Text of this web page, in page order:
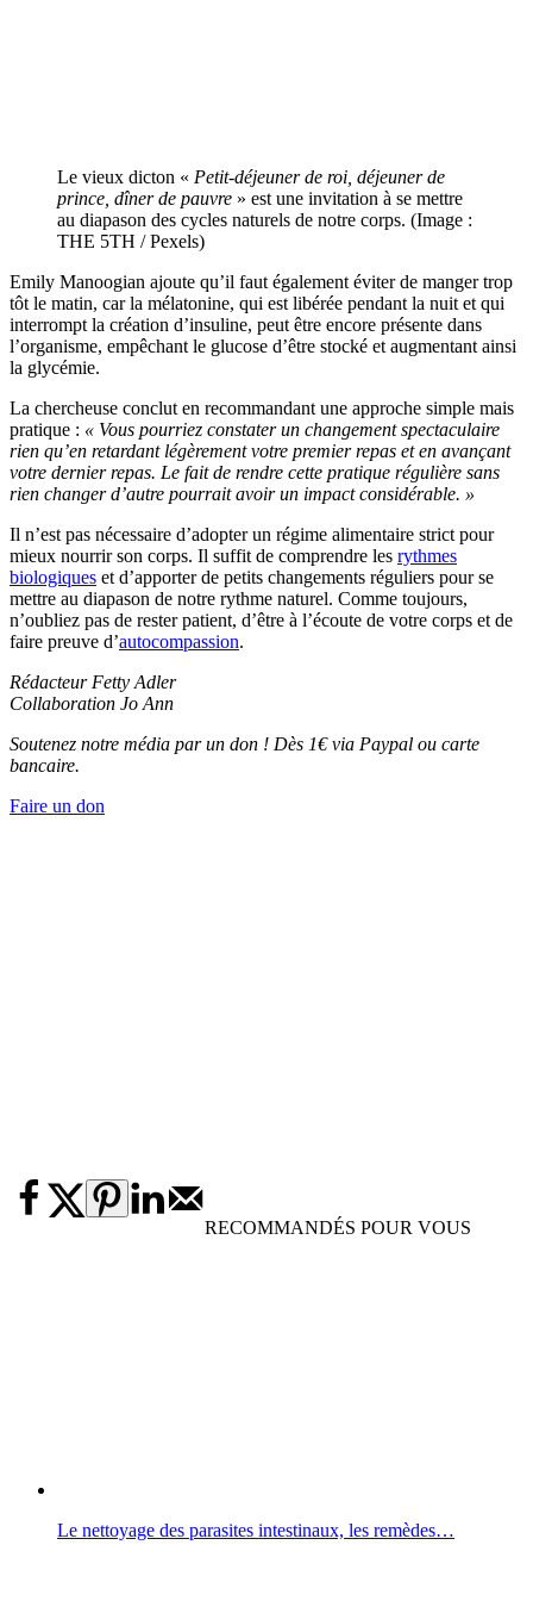
Le vieux dicton « Petit-déjeuner de roi, déjeuner de
prince, dîner de pauvre » est une invitation à se mettre
au diapason des cycles naturels de notre corps. (Image :
THE 5TH / Pexels)
Emily Manoogian ajoute qu’il faut également éviter de manger trop
tôt le matin, car la mélatonine, qui est libérée pendant la nuit et qui
interrompt la création d’insuline, peut être encore présente dans
l’organisme, empêchant le glucose d’être stocké et augmentant ainsi
la glycémie.
La chercheuse conclut en recommandant une approche simple mais
pratique : « Vous pourriez constater un changement spectaculaire
rien qu’en retardant légèrement votre premier repas et en avançant
votre dernier repas. Le fait de rendre cette pratique régulière sans
rien changer d’autre pourrait avoir un impact considérable. »
Il n’est pas nécessaire d’adopter un régime alimentaire strict pour
mieux nourrir son corps. Il suffit de comprendre les rythmes
biologiques et d’apporter de petits changements réguliers pour se
mettre au diapason de notre rythme naturel. Comme toujours,
n’oubliez pas de rester patient, d’être à l’écoute de votre corps et de
faire preuve d’autocompassion.
Rédacteur Fetty Adler
Collaboration Jo Ann
Soutenez notre média par un don ! Dès 1€ via Paypal ou carte
bancaire.
Faire un don
RECOMMANDÉS POUR VOUS
Le nettoyage des parasites intestinaux, les remèdes…